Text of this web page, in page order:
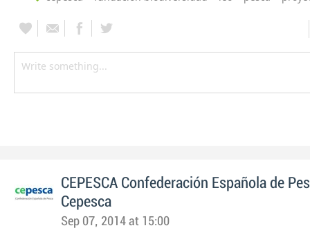
CEPESCA Confederación Española de
Cepesca
Sep 07, 2014 at 15:00